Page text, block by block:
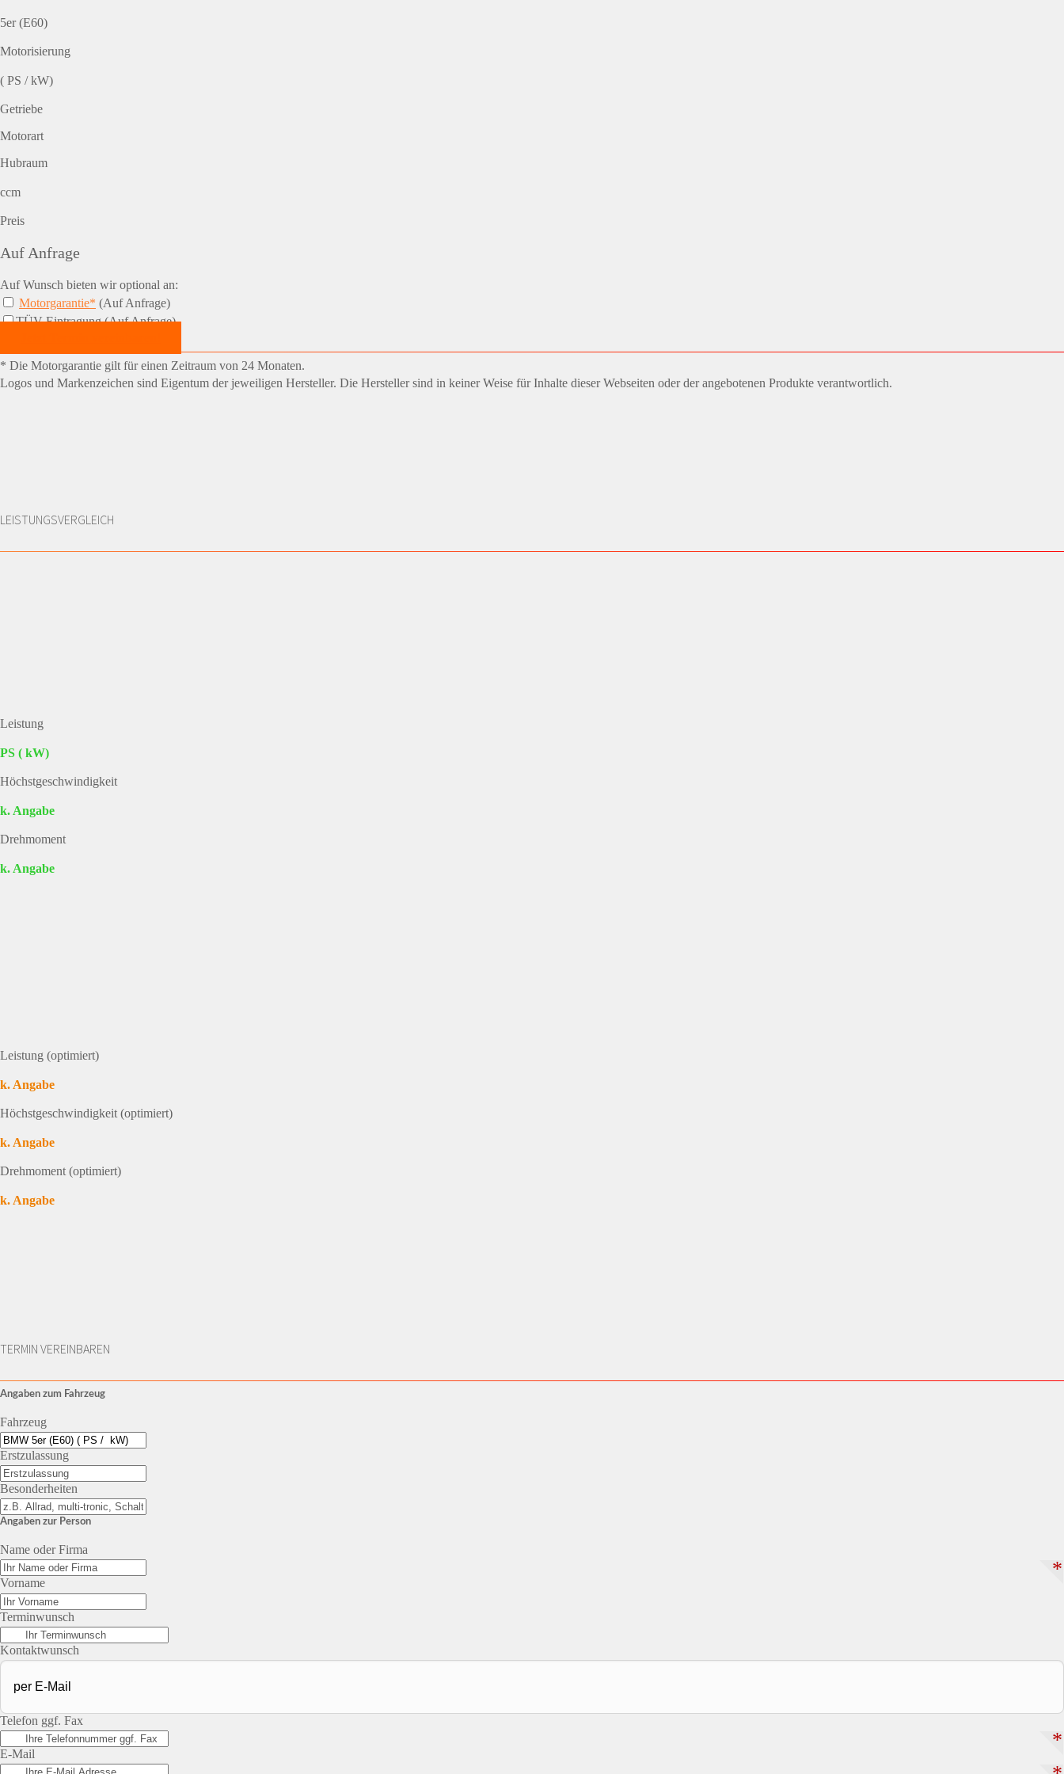
5er (E60)
Motorisierung
( PS / kW)
Getriebe
Motorart
Hubraum
ccm
Preis
Auf Anfrage
Auf Wunsch bieten wir optional an:
Motorgarantie* (Auf Anfrage)
TÜV-Eintragung (Auf Anfrage)
* Die Motorgarantie gilt für einen Zeitraum von 24 Monaten.
Logos und Markenzeichen sind Eigentum der jeweiligen Hersteller. Die Hersteller sind in keiner Weise für Inhalte dieser Webseiten oder der angebotenen Produkte verantwortlich.
LEISTUNGSVERGLEICH
Leistung
PS ( kW)
Höchstgeschwindigkeit
k. Angabe
Drehmoment
k. Angabe
Leistung (optimiert)
k. Angabe
Höchstgeschwindigkeit (optimiert)
k. Angabe
Drehmoment (optimiert)
k. Angabe
TERMIN VEREINBAREN
Angaben zum Fahrzeug
Fahrzeug
Erstzulassung
Besonderheiten
Angaben zur Person
Name oder Firma
*
Vorname
Terminwunsch
Kontaktwunsch
Telefon ggf. Fax
*
E-Mail